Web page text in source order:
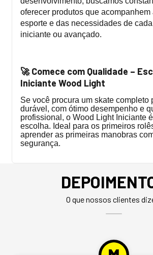
oferecer produtos que
esporte e das necessidades de
iniciante ou avançado.
🚀Comece com Qualidade –
Iniciante Wood Light
Se você procura um skate completo
durável, com ótimo desempenho e
profissional, o Wood Light Iniciante
escolha. Ideal para os primeiros
aprender as primeiras manobras
segurança.
O que nossos clientes